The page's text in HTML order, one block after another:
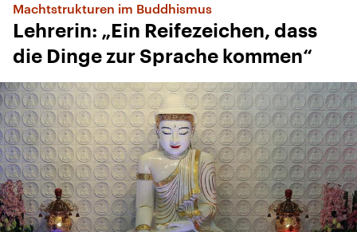
Machtstrukturen im Buddhismus
Lehrerin: „Ein Reifezeichen, dass
die Dinge zur Sprache kommen“